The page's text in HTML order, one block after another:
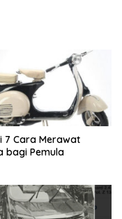
7 Cara Merawat
bagi Pemula